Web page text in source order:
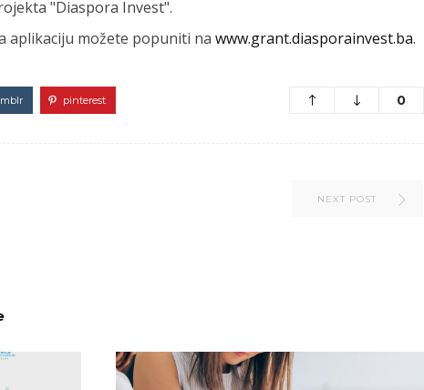
"Diaspora Invest".
aplikaciju možete popuniti na www.grant.diasporainvest.ba.
pinterest 0
NEXT POST